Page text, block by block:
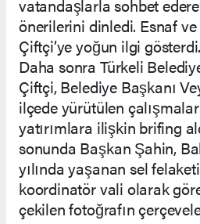
vatandaşlarla sohbet
önerilerini dinledi. Esnaf
Çiftçi’ye yoğun ilgi gösterdi.
Daha sonra Türkeli
Çiftçi, Belediye Başkanı
ilçede yürütülen
yatırımlara ilişkin brifing
sonunda Başkan Şahin,
yılında yaşanan sel
koordinatör vali olarak
çekilen fotoğrafın